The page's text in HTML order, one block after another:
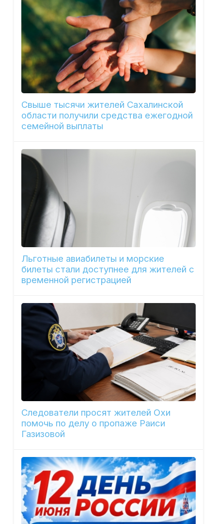
Свыше тысячи жителей Сахалинской
области получили средства ежегодной
семейной выплаты
Льготные авиабилеты и морские
билеты стали доступнее для жителей с
временной регистрацией
Следователи просят жителей Охи
помочь по делу о пропаже Раиси
Газизовой